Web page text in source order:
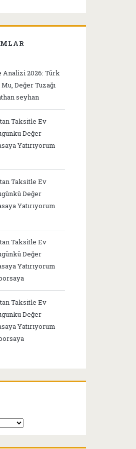
Analizi 2026: Türk
Değer Tuzağı
seyhan
Taksitle Ev
Değer
Yatırıyorum
Taksitle Ev
Değer
Yatırıyorum
Taksitle Ev
Değer
Yatırıyorum
Taksitle Ev
Değer
Yatırıyorum